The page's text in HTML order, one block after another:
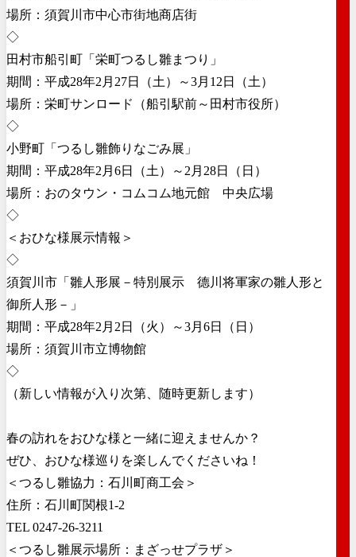
場所：須賀川市中心市街地商店街
◇
田村市船引町「栄町つるし雛まつり」
期間：平成28年2月27日（土）～3月12日（土）
場所：栄町サンロード（船引駅前～田村市役所）
◇
小野町「つるし雛飾りなごみ展」
期間：平成28年2月6日（土）～2月28日（日）
場所：おのタウン・コムコム地元館 中央広場
◇
＜おひな様展示情報＞
◇
須賀川市「雛人形展－特別展示 德川将軍家の雛人形と
御所人形－」
期間：平成28年2月2日（火）～3月6日（日）
場所：須賀川市立博物館
◇
（新しい情報が入り次第、随時更新します）
春の訪れをおひな様と一緒に迎えませんか？
ぜひ、おひな様巡りを楽しんでくださいね！
＜つるし雛協力：石川町商工会＞
住所：石川町関根1-2
TEL 0247-26-3211
＜つるし雛展示場所：まざっせプラザ＞